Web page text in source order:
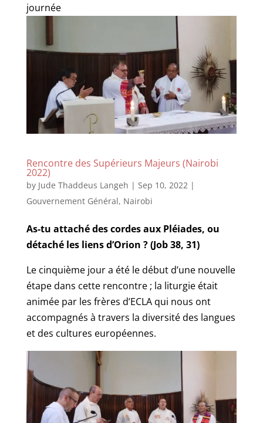
journée
Rencontre des Supérieurs Majeurs (Nairobi
2022)
by Jude Thaddeus Langeh | Sep 10, 2022|
Gouvernement Général, Nairobi
As-tu attaché des cordes aux Pléiades, ou
détaché les liens d’Orion ? (Job 38, 31)
Le cinquième jour a été le début d’une nouvelle
étape dans cette rencontre ; la liturgie était
animée par les frères d’ECLA qui nous ont
accompagnés à travers la diversité des langues
et des cultures européennes.